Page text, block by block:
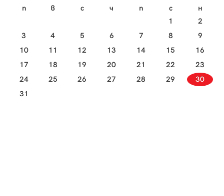
п в с ч п с
н
1
2
3
4 5 6 7 8
9
10
11 12 13 14 15
16
17
18 19 20 21 22
23
24
25 26 27 28 29
30
31